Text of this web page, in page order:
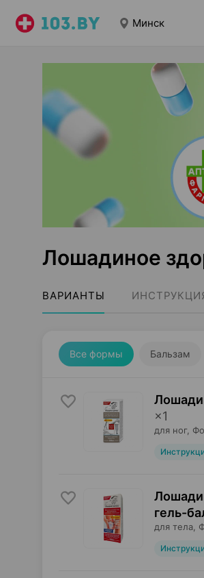
Минск
Лошадиное
ВАРИАНТЫ
Все формы Бальзам
×1
для ног,
гель-
для тела,